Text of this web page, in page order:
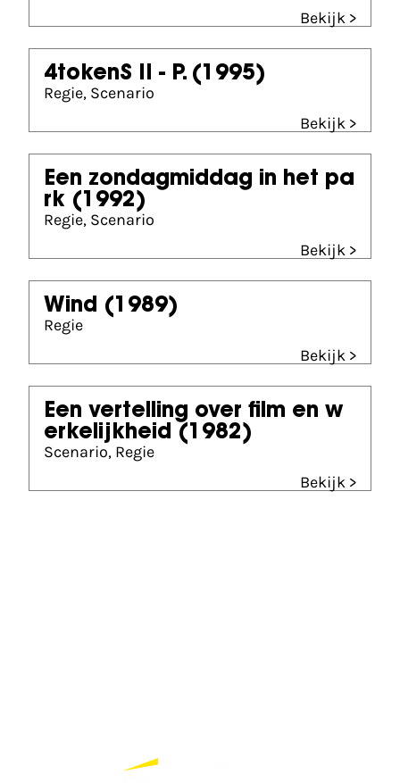
Bekijk >
4tokenS II - P. (1995)
Regie, Scenario
Bekijk >
Een zondagmiddag in het pa
rk (1992)
Regie, Scenario
Bekijk >
Wind (1989)
Regie
Bekijk >
Een vertelling over film en w
erkelijkheid (1982)
Scenario, Regie
Bekijk >